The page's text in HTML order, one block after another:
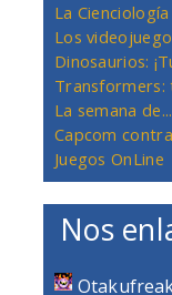
La Cienciología
Los
Dinosaurios:
Transformers:
La semana
Capcom
Juegos OnLine
Nos